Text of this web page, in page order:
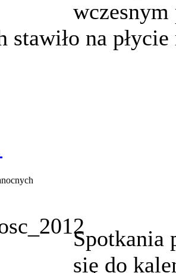
wczesnym
stawiło na
Spotkania
się do